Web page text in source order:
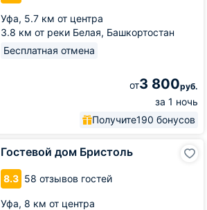
Уфа, 5.7 км от центра
3.8 км от реки Белая, Башкортостан
Бесплатная отмена
от3 800руб.
за 1 ночь
Получите190 бонусов
Гостевой дом Бристоль
8.3 58 отзывов гостей
Уфа, 8 км от центра